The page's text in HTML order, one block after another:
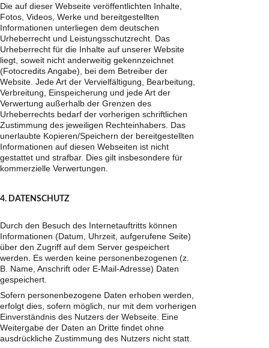
Die auf dieser Webseite veröffentlichten Inhalte,
Fotos, Videos, Werke und bereitgestellten
Informationen unterliegen dem deutschen
Urheberrecht und Leistungsschutzrecht. Das
Urheberrecht für die Inhalte auf unserer Website
liegt, soweit nicht anderweitig gekennzeichnet
(Fotocredits Angabe), bei dem Betreiber der
Website. Jede Art der Vervielfältigung, Bearbeitung,
Verbreitung, Einspeicherung und jede Art der
Verwertung außerhalb der Grenzen des
Urheberrechts bedarf der vorherigen schriftlichen
Zustimmung des jeweiligen Rechteinhabers. Das
unerlaubte Kopieren/Speichern der bereitgestellten
Informationen auf diesen Webseiten ist nicht
gestattet und strafbar. Dies gilt insbesondere für
kommerzielle Verwertungen.
4. DATENSCHUTZ
Durch den Besuch des Internetauftritts können
Informationen (Datum, Uhrzeit, aufgerufene Seite)
über den Zugriff auf dem Server gespeichert
werden. Es werden keine personenbezogenen (z.
B. Name, Anschrift oder E-Mail-Adresse) Daten
gespeichert.
Sofern personenbezogene Daten erhoben werden,
erfolgt dies, sofern möglich, nur mit dem vorherigen
Einverständnis des Nutzers der Webseite. Eine
Weitergabe der Daten an Dritte findet ohne
ausdrückliche Zustimmung des Nutzers nicht statt.